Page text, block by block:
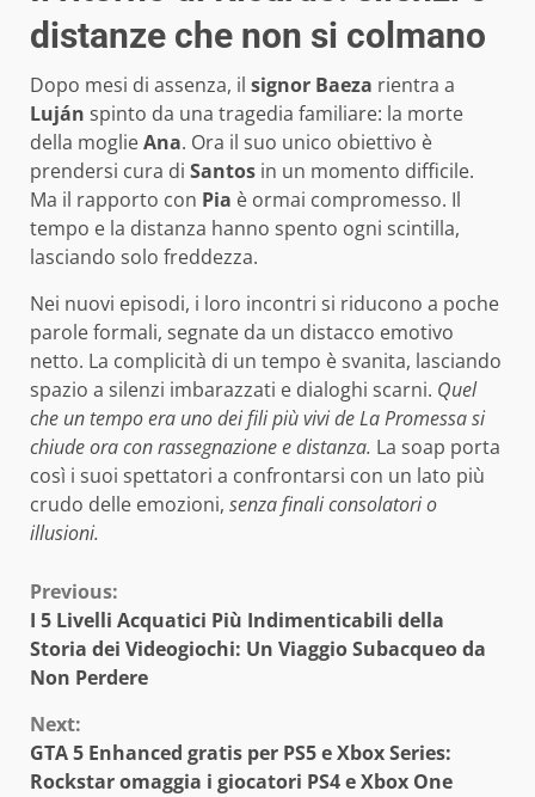
distanze che non si colmano
Dopo mesi di assenza, il signor Baeza rientra a
Luján spinto da una tragedia familiare: la morte
della moglieAna. Ora il suo unico obiettivo è
prendersi cura di Santos in un momento difficile.
Ma il rapporto con Pia è ormai compromesso. Il
tempo e la distanza hanno spento ogni scintilla,
lasciando solo freddezza.
Nei nuovi episodi, i loro incontri si riducono a poche
parole formali, segnate da un distacco emotivo
netto. La complicità di un tempo è svanita, lasciando
spazio a silenzi imbarazzati e dialoghi scarni. Quel
che un tempo era uno dei fili più vivi de La Promessa si
chiude ora con rassegnazione e distanza. La soap porta
così i suoi spettatori a confrontarsi con un lato più
crudo delle emozioni, senza finali consolatori o
illusioni.
Continue
Reading
Previous:
I 5 Livelli Acquatici Più Indimenticabili della
Storia dei Videogiochi: Un Viaggio Subacqueo da
Non Perdere
Next:
GTA 5 Enhanced gratis per PS5 e Xbox Series:
Rockstar omaggia i giocatori PS4 e Xbox One